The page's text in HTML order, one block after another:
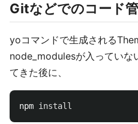
Gitなどでのコード
yoコマンドで生成される
node_modulesが入っていな
てきた後に、
npm install